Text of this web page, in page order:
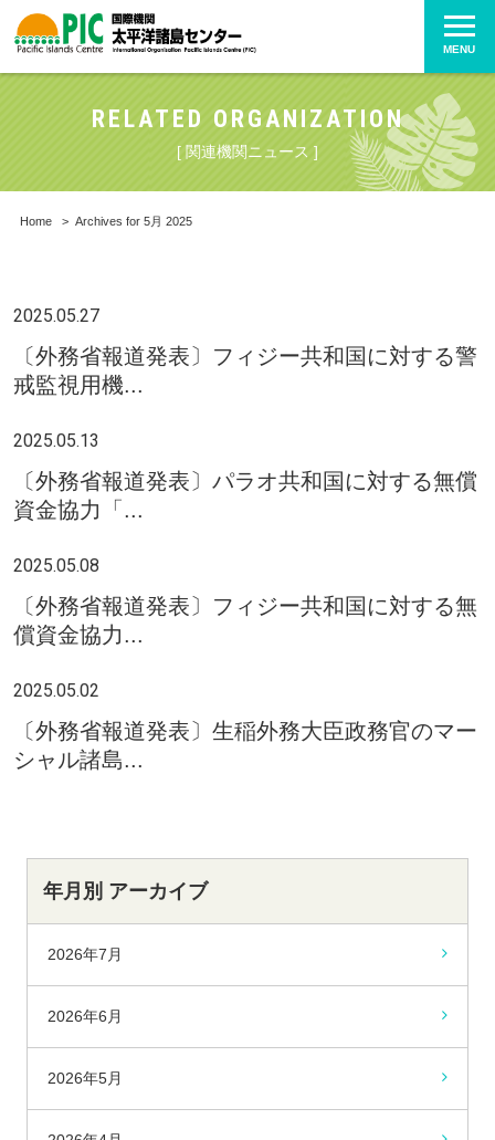
MENU
RELATED ORGANIZATION
[ 関連機関ニュース ]
Home > Archives for 5月 2025
2025.05.27
〔外務省報道発表〕フィジー共和国に対する警
戒監視用機...
2025.05.13
〔外務省報道発表〕パラオ共和国に対する無償
資金協力「...
2025.05.08
〔外務省報道発表〕フィジー共和国に対する無
償資金協力...
2025.05.02
〔外務省報道発表〕生稲外務大臣政務官のマー
シャル諸島...
年月別 アーカイブ
2026年7月
2026年6月
2026年5月